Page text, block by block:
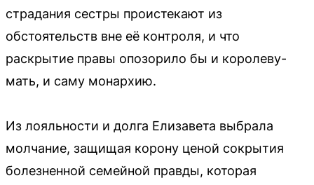
страдания сестры проистекают из
обстоятельств вне её контроля, и что
раскрытие правы опозорило бы и королеву-
мать, и саму монархию.
Из лояльности и долга Елизавета выбрала
молчание, защищая корону ценой сокрытия
болезненной семейной правды, которая